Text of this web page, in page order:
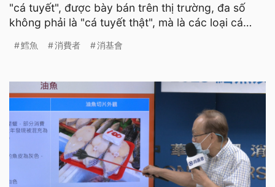
"cá tuyết", được bày bán trên thị trường, đa số
không phải là "cá tuyết thật", mà là các loại cá
鱈魚 消費者 消基會